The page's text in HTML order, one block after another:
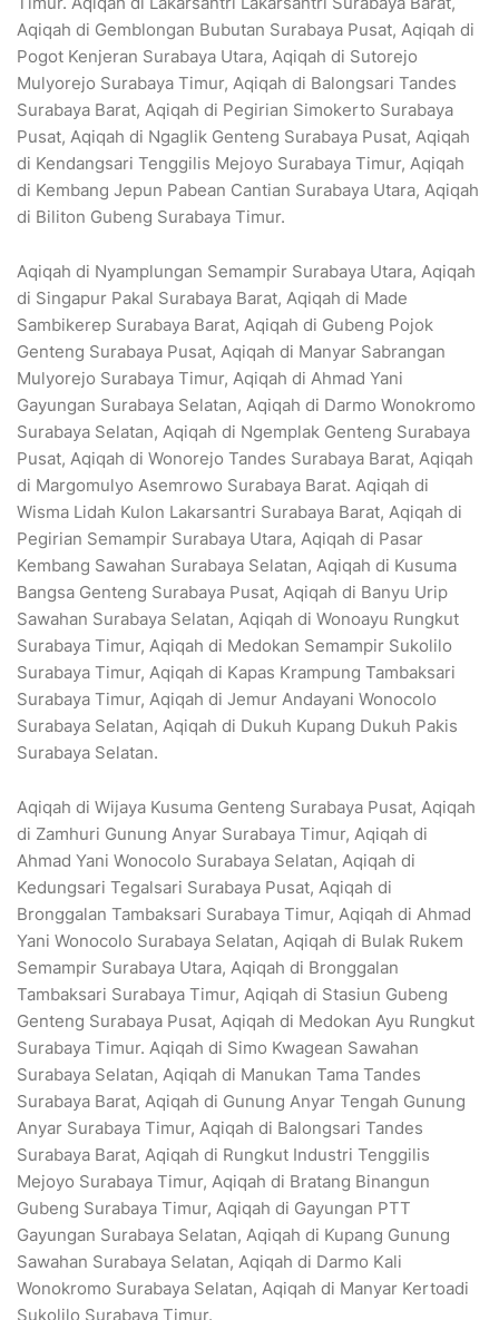
Aqiqah di Gemblongan Bubutan Surabaya Pusat, Aqiqah di
Pogot Kenjeran Surabaya Utara, Aqiqah di Sutorejo
Mulyorejo Surabaya Timur, Aqiqah di Balongsari Tandes
Surabaya Barat, Aqiqah di Pegirian Simokerto Surabaya
Pusat, Aqiqah di Ngaglik Genteng Surabaya Pusat, Aqiqah
di Kendangsari Tenggilis Mejoyo Surabaya Timur, Aqiqah
di Kembang Jepun Pabean Cantian Surabaya Utara, Aqiqah
di Biliton Gubeng Surabaya Timur.
Aqiqah di Nyamplungan Semampir Surabaya Utara, Aqiqah
di Singapur Pakal Surabaya Barat, Aqiqah di Made
Sambikerep Surabaya Barat, Aqiqah di Gubeng Pojok
Genteng Surabaya Pusat, Aqiqah di Manyar Sabrangan
Mulyorejo Surabaya Timur, Aqiqah di Ahmad Yani
Gayungan Surabaya Selatan, Aqiqah di Darmo Wonokromo
Surabaya Selatan, Aqiqah di Ngemplak Genteng Surabaya
Pusat, Aqiqah di Wonorejo Tandes Surabaya Barat, Aqiqah
di Margomulyo Asemrowo Surabaya Barat. Aqiqah di
Wisma Lidah Kulon Lakarsantri Surabaya Barat, Aqiqah di
Pegirian Semampir Surabaya Utara, Aqiqah di Pasar
Kembang Sawahan Surabaya Selatan, Aqiqah di Kusuma
Bangsa Genteng Surabaya Pusat, Aqiqah di Banyu Urip
Sawahan Surabaya Selatan, Aqiqah di Wonoayu Rungkut
Surabaya Timur, Aqiqah di Medokan Semampir Sukolilo
Surabaya Timur, Aqiqah di Kapas Krampung Tambaksari
Surabaya Timur, Aqiqah di Jemur Andayani Wonocolo
Surabaya Selatan, Aqiqah di Dukuh Kupang Dukuh Pakis
Surabaya Selatan.
Aqiqah di Wijaya Kusuma Genteng Surabaya Pusat, Aqiqah
di Zamhuri Gunung Anyar Surabaya Timur, Aqiqah di
Ahmad Yani Wonocolo Surabaya Selatan, Aqiqah di
Kedungsari Tegalsari Surabaya Pusat, Aqiqah di
Bronggalan Tambaksari Surabaya Timur, Aqiqah di Ahmad
Yani Wonocolo Surabaya Selatan, Aqiqah di Bulak Rukem
Semampir Surabaya Utara, Aqiqah di Bronggalan
Tambaksari Surabaya Timur, Aqiqah di Stasiun Gubeng
Genteng Surabaya Pusat, Aqiqah di Medokan Ayu Rungkut
Surabaya Timur. Aqiqah di Simo Kwagean Sawahan
Surabaya Selatan, Aqiqah di Manukan Tama Tandes
Surabaya Barat, Aqiqah di Gunung Anyar Tengah Gunung
Anyar Surabaya Timur, Aqiqah di Balongsari Tandes
Surabaya Barat, Aqiqah di Rungkut Industri Tenggilis
Mejoyo Surabaya Timur, Aqiqah di Bratang Binangun
Gubeng Surabaya Timur, Aqiqah di Gayungan PTT
Gayungan Surabaya Selatan, Aqiqah di Kupang Gunung
Sawahan Surabaya Selatan, Aqiqah di Darmo Kali
Wonokromo Surabaya Selatan, Aqiqah di Manyar Kertoadi
Sukolilo Surabaya Timur.